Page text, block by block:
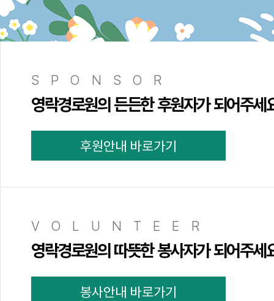
SPONSOR
영락경로원의 든든한 후원자가 되어주세
후원안내 바로가기
VOLUNTEER
영락경로원의 따뜻한 봉사자가 되어주세
봉사안내 바로가기